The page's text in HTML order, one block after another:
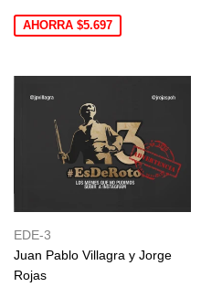
oferta
AHORRA $5.697
EDE-3
Juan Pablo Villagra y Jorge
Rojas